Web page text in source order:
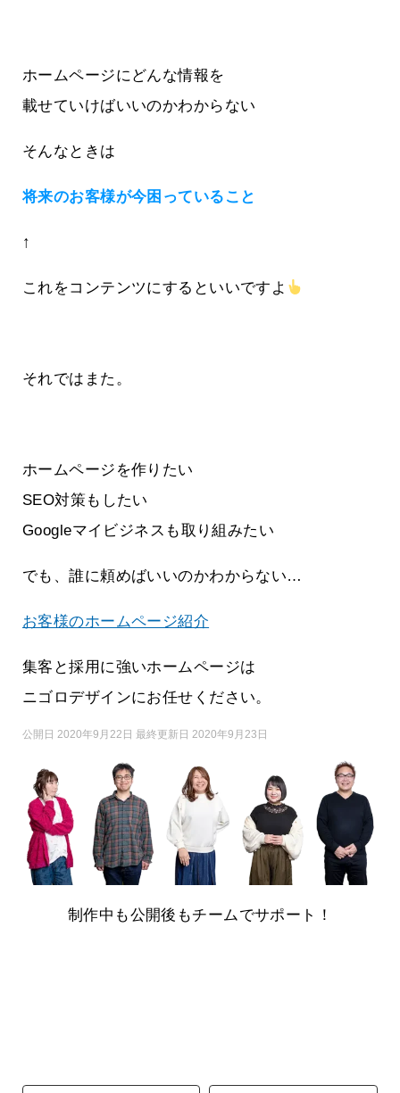
ホームページにどんな情報を
載せていけばいいのかわからない
そんなときは
将来のお客様が今困っていること
↑
これをコンテンツにするといいですよ
それではまた。
ホームページを作りたい
SEO対策もしたい
Googleマイビジネスも取り組みたい
でも、誰に頼めばいいのかわからない…
お客様のホームページ紹介
集客と採用に強いホームページは
ニゴロデザインにお任せください。
公開日 2020年9月22日 最終更新日 2020年9月23日
制作中も公開後もチームでサポート！